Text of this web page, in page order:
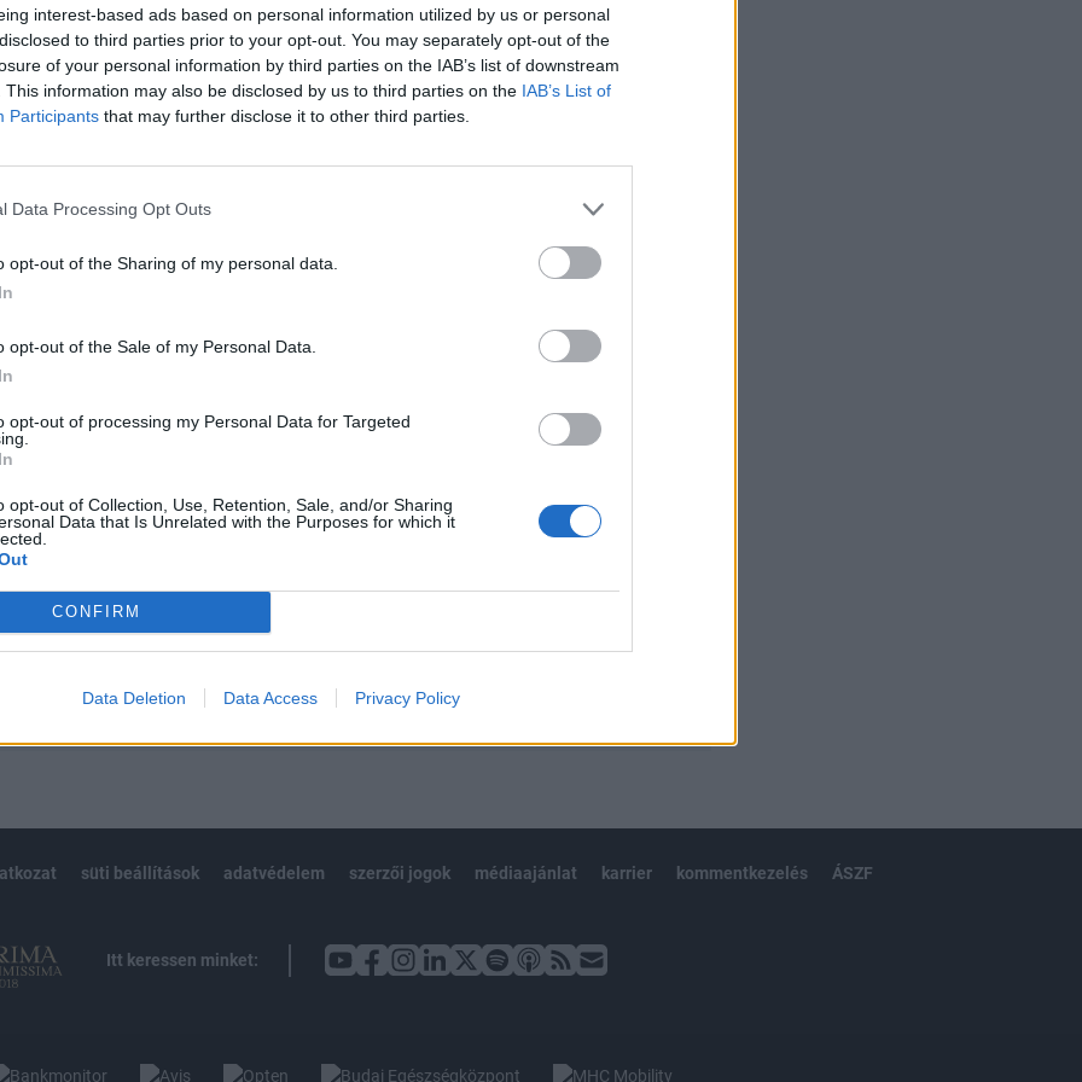
interest-based ads based on personal information utilized by us or personal
to third parties prior to your opt-out. You may separately opt-out of the
of your personal information by third parties on the IAB’s list of downstream
This information may also be disclosed by us to third parties on the IAB’s List of
Participants that may further disclose it to other third parties.
Data Processing Opt Outs
opt-out of the Sharing of my personal data.
opt-out of the Sale of my Personal Data.
opt-out of processing my Personal Data for Targeted
opt-out of Collection, Use, Retention, Sale, and/or Sharing
Data that Is Unrelated with the Purposes for which it
CONFIRM
Data Deletion Data Access Privacy Policy
csökkentek a hozamok az állampapírok másodpiacán. A piac
csökkent a referenciahozam.A mai 3 hónapos diszkont kincstárjegy aukcióra
névértékben érkezett ajánlat, melyből 35 milliárdot fogadott el az Államadósság
kialakult átlaghozam 11.82 százalék. A forint...
tartalmazza:
cikkarchívum
elmúlt 2 év napon belüli
VAGY? BEJELENTKEZÉS
süti beállítások adatvédelem szerzői jogok médiaajánlat karrier kommentkezelés ÁSZF
Itt keressen minket: